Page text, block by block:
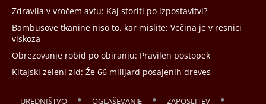
Zdravila v vročem avtu: Kaj storiti po izpostavitvi?
Bambusove tkanine niso to, kar mislite: Večina je v resnici
viskoza
Obrezovanje robid po obiranju: Pravilen postopek
Kitajski zeleni zid: Že 66 milijard posajenih dreves
UREDNIŠTVO OGLAŠEVANJE ZAPOSLITEV